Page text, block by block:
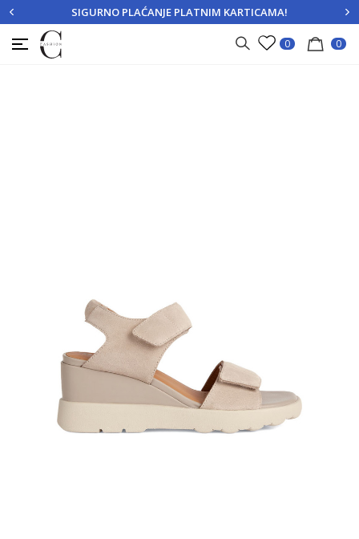
PRIJAVITE SE REGISTRUJTE SE
SIGURNO PLAĆANJE PLATNIM KARTICAMA!
0 0